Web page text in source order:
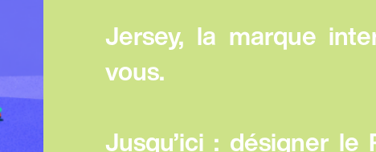
Jersey, la marque
vous.
Jusqu’ici : désigner le